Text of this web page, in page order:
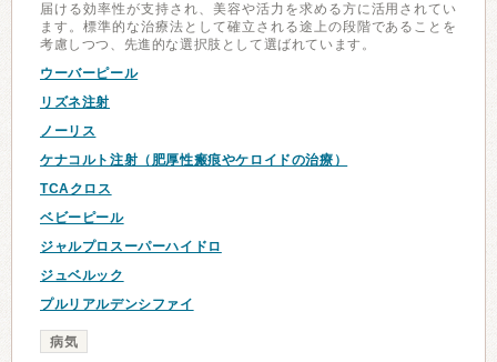
届ける効率性が支持され、美容や活力を求める方に活用されてい
ます。標準的な治療法として確立される途上の段階であることを
考慮しつつ、先進的な選択肢として選ばれています。
ウーバーピール
リズネ注射
ノーリス
ケナコルト注射（肥厚性瘢痕やケロイドの治療）
TCAクロス
ベビーピール
ジャルプロスーパーハイドロ
ジュベルック
プルリアルデンシファイ
病気